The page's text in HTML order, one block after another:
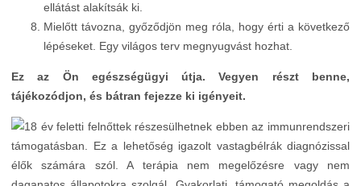
ellátást alakítsák ki.
Mielőtt távozna, győződjön meg róla, hogy érti a következő
lépéseket. Egy világos terv megnyugvást hozhat.
Ez az Ön egészségügyi útja. Vegyen részt benne,
tájékozódjon, és bátran fejezze ki igényeit.